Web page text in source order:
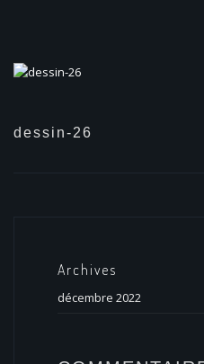
dessin-26
Archives
décembre 2022